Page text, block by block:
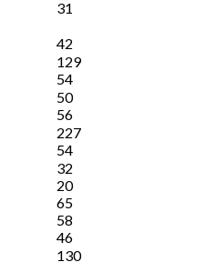
31
42
129
54
50
56
227
54
32
20
65
58
46
130